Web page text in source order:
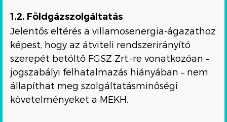
1.2. Földgázszolgáltatás
Jelentős eltérés a villamosenergia-ágazathoz
képest, hogy az átviteli rendszerirányító
szerepét betöltő FGSZ Zrt.-re vonatkozóan –
jogszabályi felhatalmazás hiányában – nem
állapíthat meg szolgáltatásminőségi
követelményeket a MEKH.